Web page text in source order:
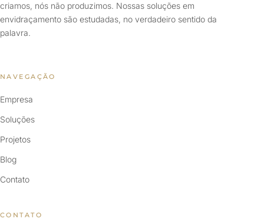
criamos, nós não produzimos. Nossas soluções em
envidraçamento são estudadas, no verdadeiro sentido da
palavra.
NAVEGAÇÃO
Empresa
Soluções
Projetos
Blog
Contato
CONTATO